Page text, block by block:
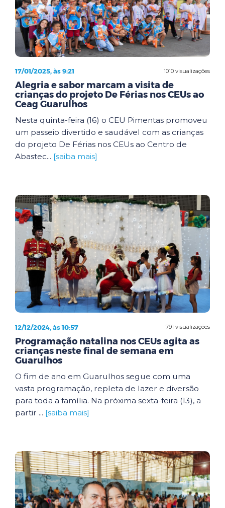
1010 visualizações
17/01/2025, às 9:21
Alegria e sabor marcam a visita de
crianças do projeto De Férias nos CEUs ao
Ceag Guarulhos
Nesta quinta-feira (16) o CEU Pimentas promoveu
um passeio divertido e saudável com as crianças
do projeto De Férias nos CEUs ao Centro de
Abastec... [saiba mais]
791 visualizações
12/12/2024, às 10:57
Programação natalina nos CEUs agita as
crianças neste final de semana em
Guarulhos
O fim de ano em Guarulhos segue com uma
vasta programação, repleta de lazer e diversão
para toda a família. Na próxima sexta-feira (13), a
partir ... [saiba mais]